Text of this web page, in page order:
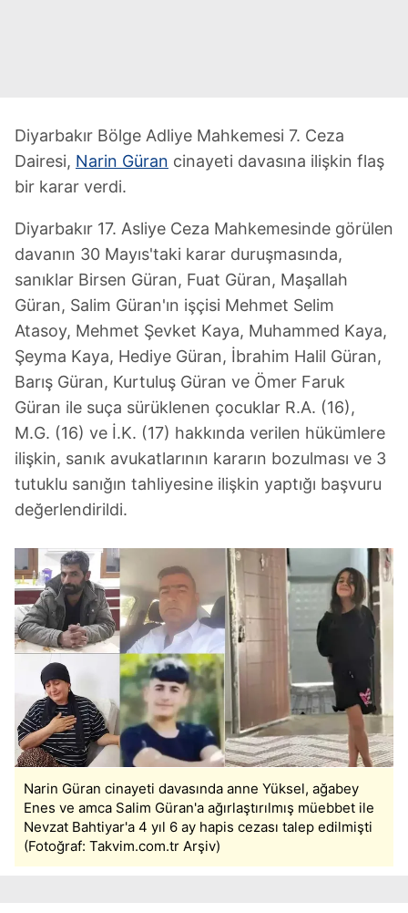
Diyarbakır Bölge Adliye Mahkemesi 7. Ceza
Dairesi, Narin Güran cinayeti davasına ilişkin flaş
bir karar verdi.
Diyarbakır 17. Asliye Ceza Mahkemesinde görülen
davanın 30 Mayıs'taki karar duruşmasında,
sanıklar Birsen Güran, Fuat Güran, Maşallah
Güran, Salim Güran'ın işçisi Mehmet Selim
Atasoy, Mehmet Şevket Kaya, Muhammed Kaya,
Şeyma Kaya, Hediye Güran, İbrahim Halil Güran,
Barış Güran, Kurtuluş Güran ve Ömer Faruk
Güran ile suça sürüklenen çocuklar R.A. (16),
M.G. (16) ve İ.K. (17) hakkında verilen hükümlere
ilişkin, sanık avukatlarının kararın bozulması ve 3
tutuklu sanığın tahliyesine ilişkin yaptığı başvuru
değerlendirildi.
Narin Güran cinayeti davasında anne Yüksel, ağabey
Enes ve amca Salim Güran'a ağırlaştırılmış müebbet ile
Nevzat Bahtiyar'a 4 yıl 6 ay hapis cezası talep edilmişti
(Fotoğraf: Takvim.com.tr Arşiv)